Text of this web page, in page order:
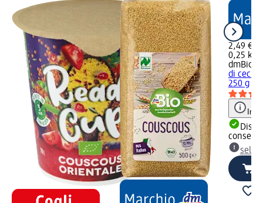
2,49 €
0,25 kg
dmBio
di ceci e
250 g